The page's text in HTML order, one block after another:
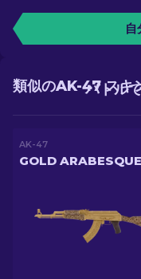
自
バトル
類似のAK-47 スキ
AK-47
GOLD ARABESQUE